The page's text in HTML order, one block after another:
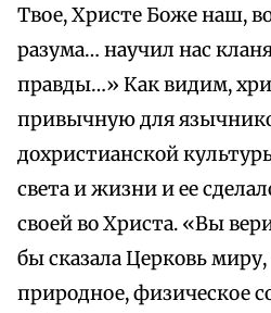
Твое, Христе Боже наш,
разума… научил нас
правды…» Как видим,
привычную для
дохристианской
света и жизни и ее
своей во Христа. «Вы
бы сказала Церковь
природное, физическое